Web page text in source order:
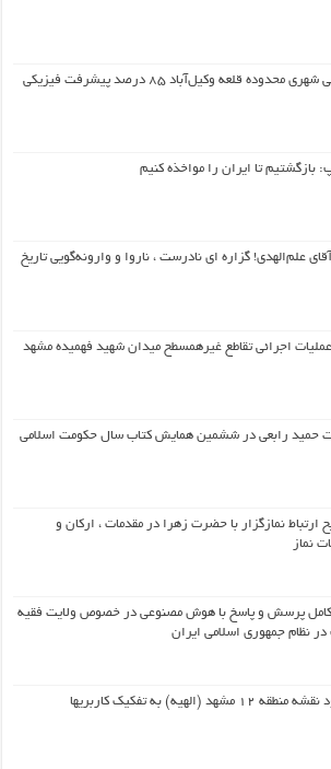
طراحی شهری محدوده قلعه وکیل‌آباد ۸۵ درصد پیشرفت فیزیکی
بازگشتیم تا ایران را مواخذه کنیم
علم‌الهدی! گزاره ای نادرست ، ناروا و وارونه‌گویی تاریخ
عملیات اجرائی تقاطع غیرهمسطح میدان شهید فهمیده مشهد
حمید رابعی در ششمین همایش کتاب سال حکومت اسلامی
ارتباط نمازگزار با حضرت زهرا در مقدمات ، ارکان و
نماز
پرسش و پاسخ با هوش مصنوعی در خصوص ولایت فقیه
در نظام جمهوری اسلامی ایران
۱۲ مشهد (الهیه) به تفکیک کاربریها